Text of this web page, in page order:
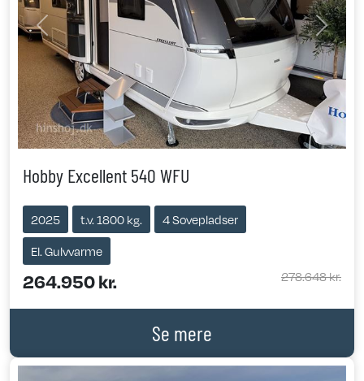
Previous Next
Hobby Excellent 540 WFU
2025 t.v. 1800 kg.
4 Sovepladser
El. Gulvvarme
264.950 kr. 278.648 kr.
Se mere